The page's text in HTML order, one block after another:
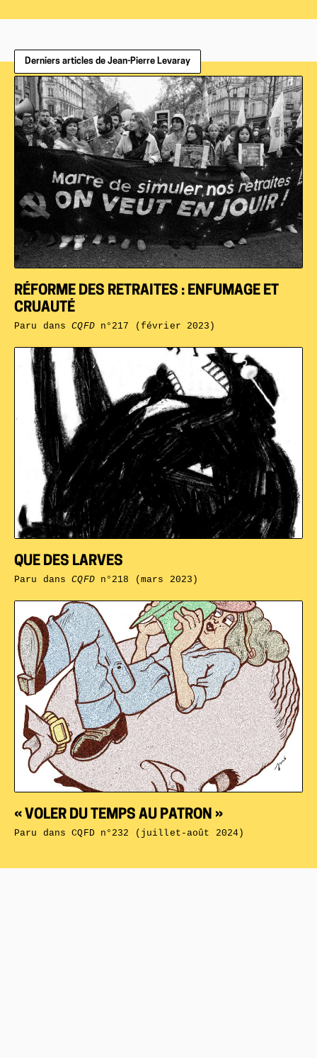
Derniers articles de Jean-Pierre Levaray
« VOLER DU TEMPS AU PATRON »
Paru dansCQFD n°232 (juillet-août 2024)
QUE DES LARVES
Paru dansCQFDn°218 (mars 2023)
RÉFORME DES RETRAITES : ENFUMAGE ET
CRUAUTÉ
Paru dansCQFDn°217 (février 2023)